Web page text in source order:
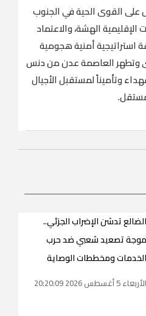
القوى الحية في الجنوب
الهشة، والاعتماد
استراتيجية أمنية هجومية
وتطهر العاصمة عدن من دنس
وتأميناً لمستقبل الأجيال
الضالع تدشن الإضراب الجزئي..
موجة تصعيد شعبي ضد حرب
الخدمات ومخططات الوصاية
الأربعاء 5 أغسطس 2026 20:20:09